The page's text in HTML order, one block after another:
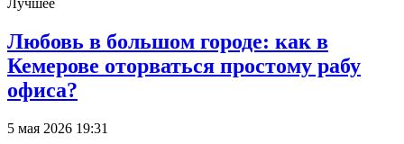
Лучшее
Любовь в большом городе: как в
Кемерове оторваться простому рабу
офиса?
5 мая 2026 19:31